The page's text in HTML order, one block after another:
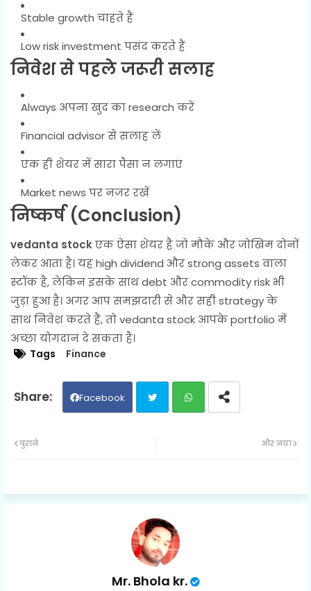
Stable growth चाहते हैं
Low risk investment पसंद करते हैं
निवेश से पहले जरूरी सलाह
Always अपना खुद का research करें
Financial advisor से सलाह लें
एक ही शेयर में सारा पैसा न लगाएं
Market news पर नजर रखें
निष्कर्ष (Conclusion)
vedanta stockएक ऐसा शेयर है जो मौके और जोखिम दोनों
लेकर आता है। यह high dividend और strong assets वाला
स्टॉक है, लेकिन इसके साथ debt और commodity risk भी
जुड़ा हुआ है। अगर आप समझदारी से और सही strategy के
साथ निवेश करते हैं, तो vedanta stock आपके portfolio में
अच्छा योगदान दे सकता है।
Tags Finance
Facebook
ap
और नया
पुराने
Mr. Bhola kr.